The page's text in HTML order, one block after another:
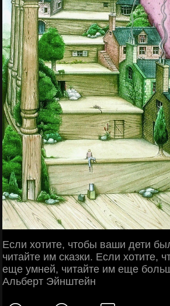
Если хотите, чтобы ваши дети
читайте им сказки. Если хотите,
еще умней, читайте им еще
Альберт Эйнштейн